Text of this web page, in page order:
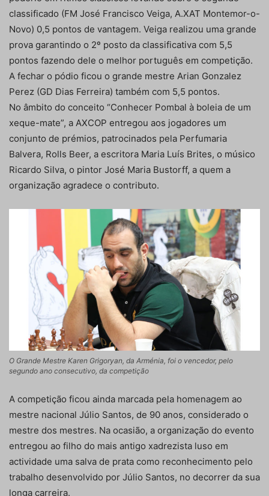
classificado (FM José Francisco Veiga, A.XAT Montemor-o-
Novo) 0,5 pontos de vantagem. Veiga realizou uma grande
prova garantindo o 2º posto da classificativa com 5,5
pontos fazendo dele o melhor português em competição.
A fechar o pódio ficou o grande mestre Arian Gonzalez
Perez (GD Dias Ferreira) também com 5,5 pontos.
No âmbito do conceito “Conhecer Pombal à boleia de um
xeque-mate”, a AXCOP entregou aos jogadores um
conjunto de prémios, patrocinados pela Perfumaria
Balvera, Rolls Beer, a escritora Maria Luís Brites, o músico
Ricardo Silva, o pintor José Maria Bustorff, a quem a
organização agradece o contributo.
O Grande Mestre Karen Grigoryan, da Arménia, foi o vencedor, pelo
segundo ano consecutivo, da competição
A competição ficou ainda marcada pela homenagem ao
mestre nacional Júlio Santos, de 90 anos, considerado o
mestre dos mestres. Na ocasião, a organização do evento
entregou ao filho do mais antigo xadrezista luso em
actividade uma salva de prata como reconhecimento pelo
trabalho desenvolvido por Júlio Santos, no decorrer da sua
longa carreira.